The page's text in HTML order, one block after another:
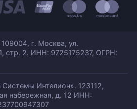
г. Москва, ул.
стр. 2. ИНН: 9725175237, ОГРН:
Интелион». 123112,
набережная, д. 12 ИНН: